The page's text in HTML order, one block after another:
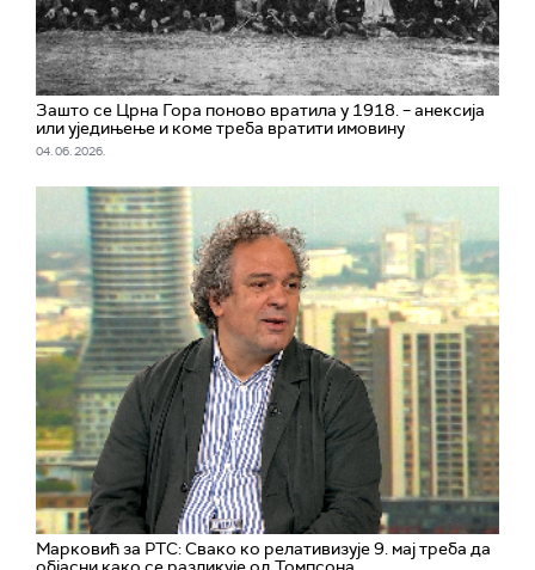
Зашто се Црна Гора поново вратила у 1918. – анексија
или уједињење и коме треба вратити имовину
04. 06. 2026.
Марковић за РТС: Свако ко релативизује 9. мај треба да